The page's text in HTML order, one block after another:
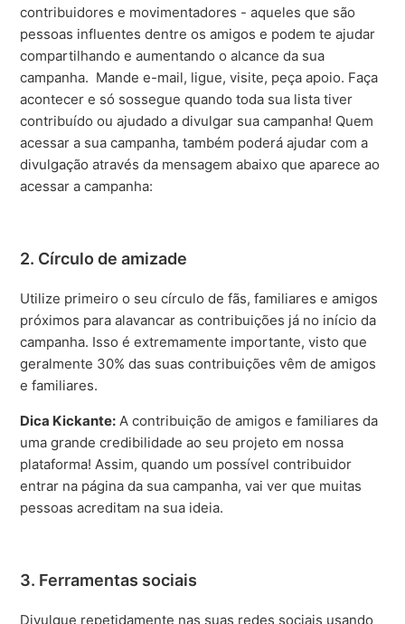
contribuidores e movimentadores - aqueles que são
pessoas influentes dentre os amigos e podem te ajudar
compartilhando e aumentando o alcance da sua
campanha. Mande e-mail, ligue, visite, peça apoio. Faça
acontecer e só sossegue quando toda sua lista tiver
contribuído ou ajudado a divulgar sua campanha! Quem
acessar a sua campanha, também poderá ajudar com a
divulgação através da mensagem abaixo que aparece ao
acessar a campanha:
2. Círculo de amizade
Utilize primeiro o seu círculo de fãs, familiares e amigos
próximos para alavancar as contribuições já no início da
campanha. Isso é extremamente importante, visto que
geralmente 30% das suas contribuições vêm de amigos
e familiares.
Dica Kickante: A contribuição de amigos e familiares da
uma grande credibilidade ao seu projeto em nossa
plataforma! Assim, quando um possível contribuidor
entrar na página da sua campanha, vai ver que muitas
pessoas acreditam na sua ideia.
3. Ferramentas sociais
Divulgue repetidamente nas suas redes sociais usando